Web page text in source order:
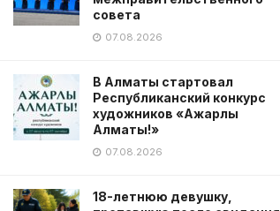
совета
07.08.2026
В Алматы стартовал
Республиканский конкурс
художников «Ажарлы
Алматы!»
07.08.2026
18-летнюю девушку,